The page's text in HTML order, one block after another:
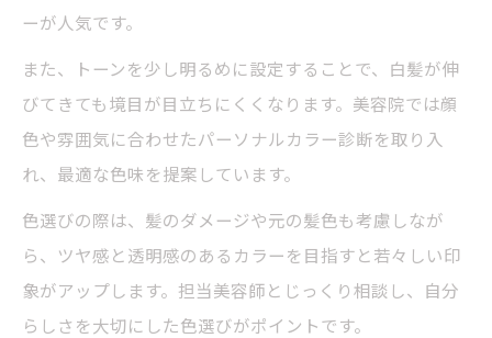
ーが人気です。
また、トーンを少し明るめに設定することで、白髪が伸
びてきても境目が目立ちにくくなります。美容院では顔
色や雰囲気に合わせたパーソナルカラー診断を取り入
れ、最適な色味を提案しています。
色選びの際は、髪のダメージや元の髪色も考慮しなが
ら、ツヤ感と透明感のあるカラーを目指すと若々しい印
象がアップします。担当美容師とじっくり相談し、自分
らしさを大切にした色選びがポイントです。